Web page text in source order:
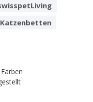
Katzenbetten